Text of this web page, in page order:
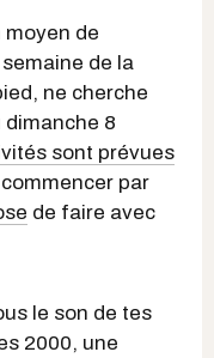
de
de la
ne cherche
dimanche 8
sont prévues
commencer par
de faire avec
le son de tes
2000, une